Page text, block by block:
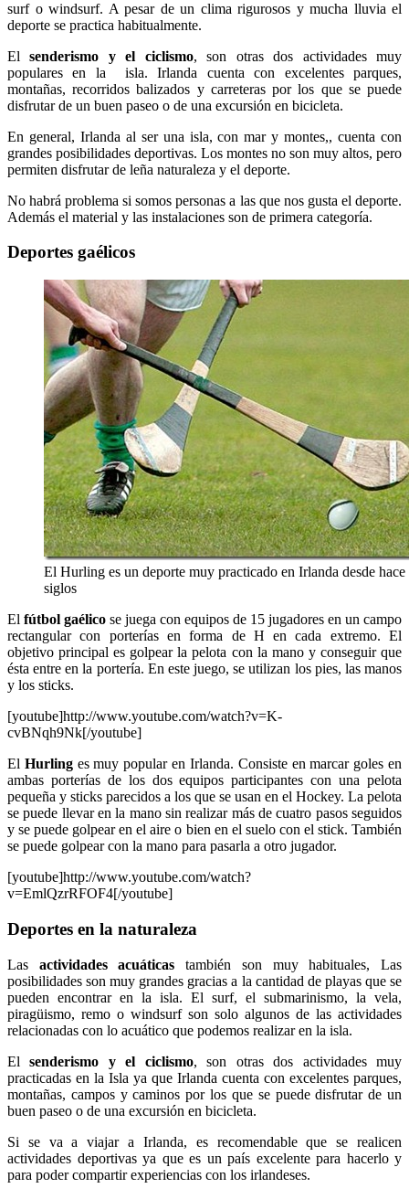
surf o windsurf. A pesar de un clima rigurosos y mucha lluvia el
deporte se practica habitualmente.
Elsenderismo y el ciclismo, son otras dos actividades muy
populares en la isla. Irlanda cuenta con excelentes parques,
montañas, recorridos balizados y carreteras por los que se puede
disfrutar de un buen paseo o de una excursión en bicicleta.
En general, Irlanda al ser una isla, con mar y montes,, cuenta con
grandes posibilidades deportivas. Los montes no son muy altos, pero
permiten disfrutar de leña naturaleza y el deporte.
No habrá problema si somos personas a las que nos gusta el deporte.
Además el material y las instalaciones son de primera categoría.
Deportes gaélicos
El Hurling es un deporte muy practicado en Irlanda desde hace
siglos
El fútbol gaélico se juega con equipos de 15 jugadores en un campo
rectangular con porterías en forma de H en cada extremo. El
objetivo principal es golpear la pelota con la mano y conseguir que
ésta entre en la portería. En este juego, se utilizan los pies, las manos
y los sticks.
[youtube]http://www.youtube.com/watch?v=K-
cvBNqh9Nk[/youtube]
El Hurlinges muy popular en Irlanda. Consiste en marcar goles en
ambas porterías de los dos equipos participantes con una pelota
pequeña y sticks parecidos a los que se usan en el Hockey. La pelota
se puede llevar en la mano sin realizar más de cuatro pasos seguidos
y se puede golpear en el aire o bien en el suelo con el stick. También
se puede golpear con la mano para pasarla a otro jugador.
[youtube]http://www.youtube.com/watch?
v=EmlQzrRFOF4[/youtube]
Deportes en la naturaleza
Las actividades acuáticas también son muy habituales, Las
posibilidades son muy grandes gracias a la cantidad de playas que se
pueden encontrar en la isla. El surf, el submarinismo, la vela,
piragüismo, remo o windsurf son solo algunos de las actividades
relacionadas con lo acuático que podemos realizar en la isla.
El senderismo y el ciclismo, son otras dos actividades muy
practicadas en la Isla ya que Irlanda cuenta con excelentes parques,
montañas, campos y caminos por los que se puede disfrutar de un
buen paseo o de una excursión en bicicleta.
Si se va a viajar a Irlanda, es recomendable que se realicen
actividades deportivas ya que es un país excelente para hacerlo y
para poder compartir experiencias con los irlandeses.